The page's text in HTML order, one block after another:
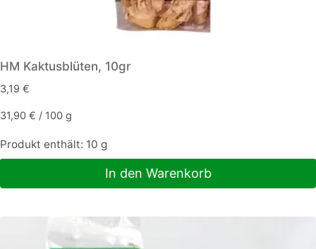
HM Kaktusblüten, 10gr
3,19 €
31,90 € / 100 g
Produkt enthält: 10 g
In den Warenkorb